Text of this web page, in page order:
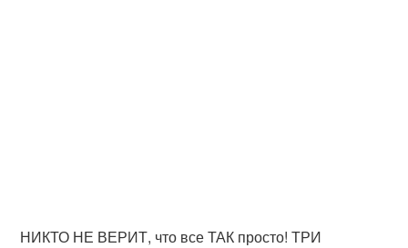
НИКТО НЕ ВЕРИТ, что все ТАК просто! ТРИ